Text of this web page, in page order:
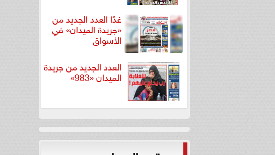
غدًا العدد الجديد من
«جريدة الميدان» في
الأسواق
العدد الجديد من جريدة
الميدان «983»